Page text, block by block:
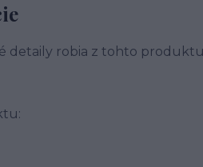
detaily robia z tohto